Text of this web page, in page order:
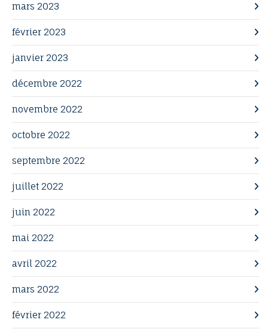
mars 2023
février 2023
janvier 2023
décembre 2022
novembre 2022
octobre 2022
septembre 2022
juillet 2022
juin 2022
mai 2022
avril 2022
mars 2022
février 2022